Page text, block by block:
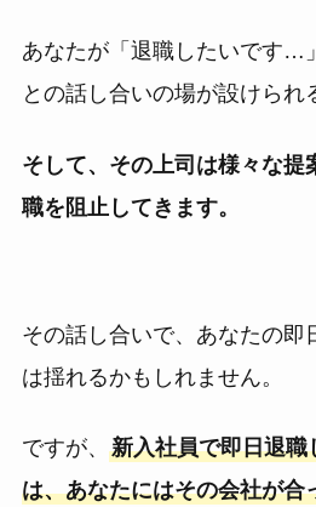
あなたが「退職したいです…
との話し合いの場が設けられ
そして、その上司は様々な提
職を阻止してきます。
その話し合いで、あなたの即
は揺れるかもしれません。
ですが、 新入社員で即日退職
は、あなたにはその会社が合